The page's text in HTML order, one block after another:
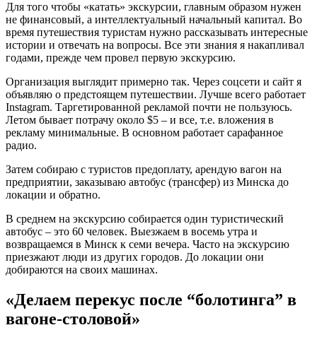
Для того чтобы «катать» экскурсии, главным образом нужен
не финансовый, а интеллектуальный начальный капитал. Во
время путешествия туристам нужно рассказывать интересные
истории и отвечать на вопросы. Все эти знания я накапливал
годами, прежде чем провел первую экскурсию.
Организация выглядит примерно так. Через соцсети и сайт я
объявляю о предстоящем путешествии. Лучше всего работает
Instagram. Таргетированной рекламой почти не пользуюсь.
Летом бывает потрачу около $5 – и все, т.е. вложения в
рекламу минимальные. В основном работает сарафанное
радио.
Затем собираю с туристов предоплату, арендую вагон на
предприятии, заказываю автобус (трансфер) из Минска до
локации и обратно.
В среднем на экскурсию собирается один туристический
автобус – это 60 человек. Выезжаем в восемь утра и
возвращаемся в Минск к семи вечера. Часто на экскурсию
приезжают люди из других городов. До локации они
добираются на своих машинах.
«Делаем перекус после “болотинга” в
вагоне-столовой»